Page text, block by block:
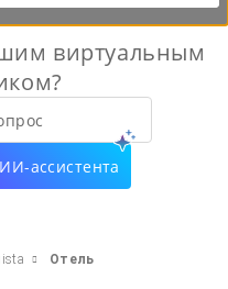
виртуальным
ассистента
Отель